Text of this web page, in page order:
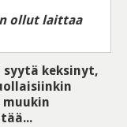
ollut laittaa
syytä keksinyt,